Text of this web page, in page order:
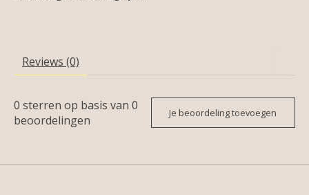
Reviews (0)
0 sterren op basis van 0
beoordelingen
Je beoordeling toevoegen